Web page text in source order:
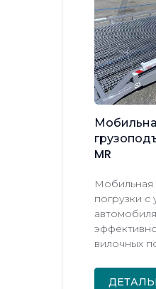
MR
Мобильная
погрузки с
вилочных